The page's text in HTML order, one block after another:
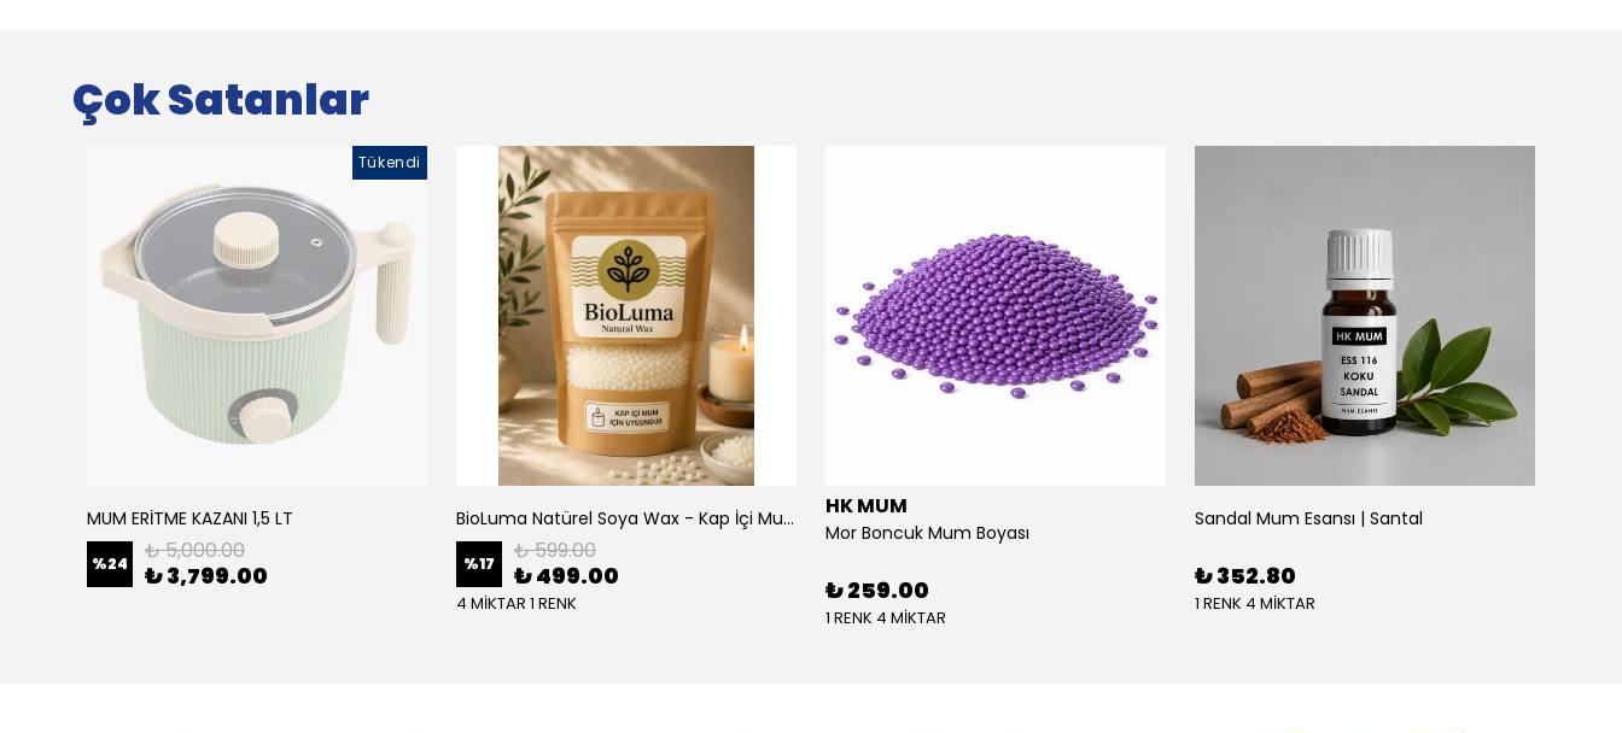
Çok Satanlar
Tükendi
MUM ERİTME KAZANI 1,5 LT
%24 ₺ 5,000.00
₺ 3,799.00
BioLuma Natürel Soya Wax - Kap İçi Mum
%17 ₺ 599.00
₺ 499.00
4 MİKTAR 1 RENK
HK MUM
Mor Boncuk Mum Boyası
₺ 259.00
1 RENK 4 MİKTAR
Sandal Mum Esansı | Santal
₺ 352.80
1 RENK 4 MİKTAR